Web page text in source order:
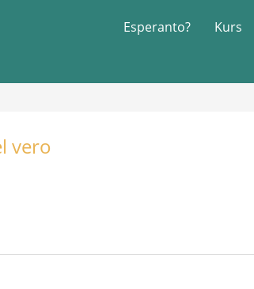
Esperanto? Kurs
vero